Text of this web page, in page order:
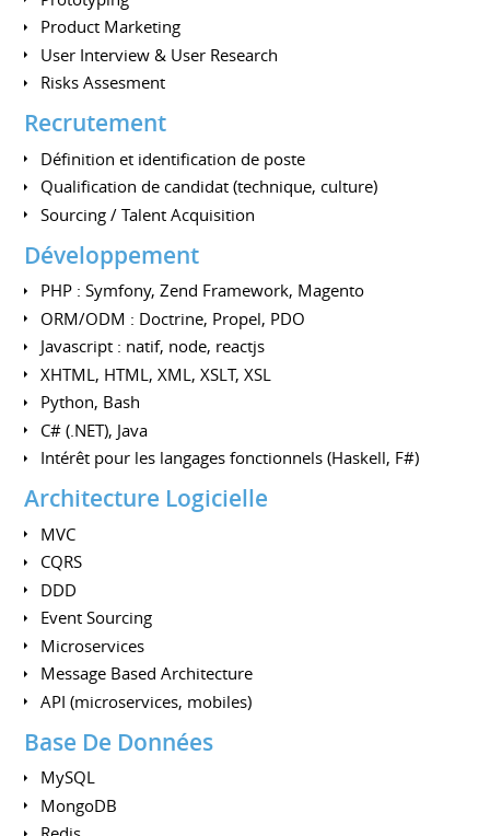
Product Marketing
User Interview & User Research
Risks Assesment
Recrutement
Définition et identification de poste
Qualification de candidat (technique, culture)
Sourcing / Talent Acquisition
Développement
PHP : Symfony, Zend Framework, Magento
ORM/ODM : Doctrine, Propel, PDO
Javascript : natif, node, reactjs
XHTML, HTML, XML, XSLT, XSL
Python, Bash
C# (.NET), Java
Intérêt pour les langages fonctionnels (Haskell, F#)
Architecture Logicielle
MVC
CQRS
DDD
Event Sourcing
Microservices
Message Based Architecture
API (microservices, mobiles)
Base De Données
MySQL
MongoDB